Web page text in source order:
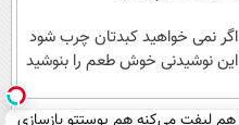
👇👇👇👇
👇
گردونه
شانس
اگر نمی خواهید کبدتان چرب شود
این نوشیدنی خوش طعم را بنوشید